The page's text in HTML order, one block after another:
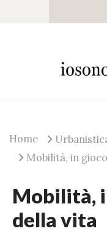
Home
Mobilità, in
Mobilità,
della vita